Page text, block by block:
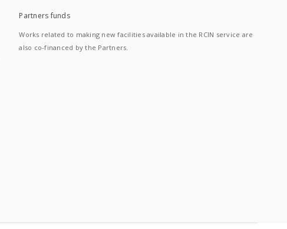
Partners funds
Works related to making new facilities available in the RCIN service are
also co-financed by the Partners.